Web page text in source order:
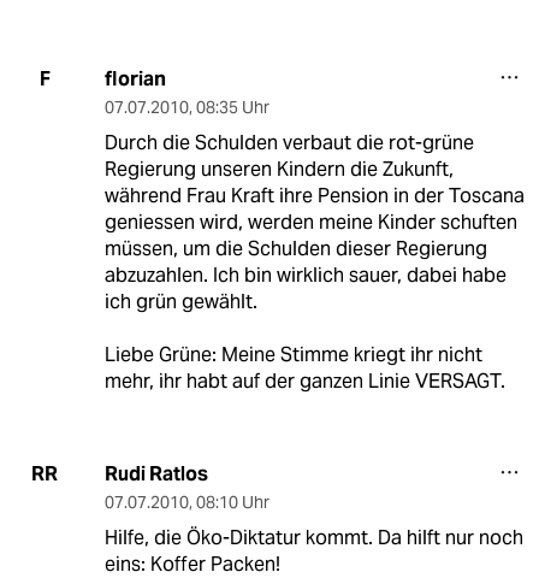
F florian
07.07.2010, 08:35 Uhr
Durch die Schulden verbaut die rot-grüne
Regierung unseren Kindern die Zukunft,
während Frau Kraft ihre Pension in der Toscana
geniessen wird, werden meine Kinder schuften
müssen, um die Schulden dieser Regierung
abzuzahlen. Ich bin wirklich sauer, dabei habe
ich grün gewählt.
Liebe Grüne: Meine Stimme kriegt ihr nicht
mehr, ihr habt auf der ganzen Linie VERSAGT.
RR Rudi Ratlos
07.07.2010, 08:10 Uhr
Hilfe, die Öko-Diktatur kommt. Da hilft nur noch
eins: Koffer Packen!